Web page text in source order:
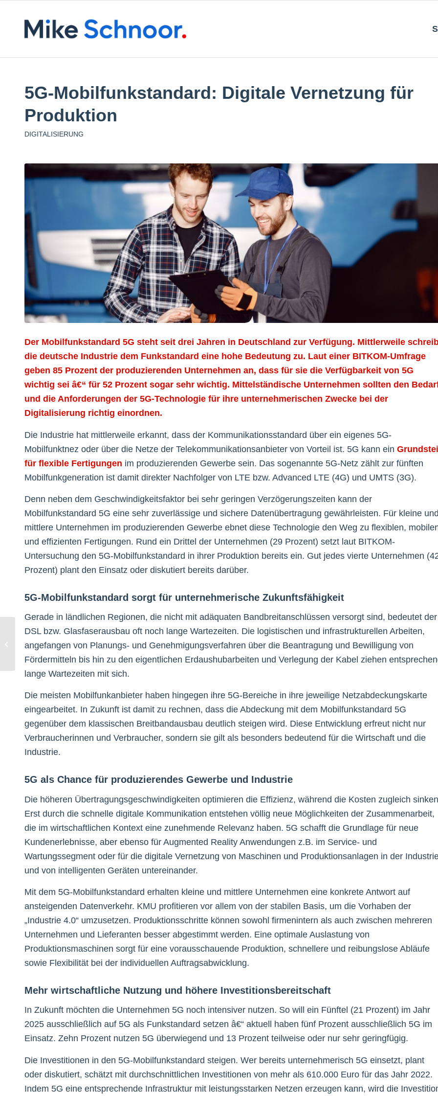
5G-Mobilfunkstandard: Digitale Vernetzung für
Produktion
DIGITALISIERUNG
Der Mobilfunkstandard 5G steht seit drei Jahren in Deutschland zur Verfügung. Mittlerweile
die deutsche Industrie dem Funkstandard eine hohe Bedeutung zu. Laut einer BITKOM-Umfrage
geben 85 Prozent der produzierenden Unternehmen an, dass für sie die Verfügbarkeit von 5G
wichtig sei â€“ für 52 Prozent sogar sehr wichtig. Mittelständische Unternehmen sollten den
und die Anforderungen der 5G-Technologie für ihre unternehmerischen Zwecke bei der
Digitalisierung richtig einordnen.
Die Industrie hat mittlerweile erkannt, dass der Kommunikationsstandard über ein eigenes 5G-
Mobilfunktnez oder über die Netze der Telekommunikationsanbieter von Vorteil ist. 5G kann ein
für flexible Fertigungen im produzierenden Gewerbe sein. Das sogenannte 5G-Netz zählt zur fünften
Mobilfunkgeneration ist damit direkter Nachfolger von LTE bzw. Advanced LTE (4G) und UMTS (3G).
Denn neben dem Geschwindigkeitsfaktor bei sehr geringen Verzögerungszeiten kann der
Mobilfunkstandard 5G eine sehr zuverlässige und sichere Datenübertragung gewährleisten. Für kleine und
mittlere Unternehmen im produzierenden Gewerbe ebnet diese Technologie den Weg zu flexiblen,
und effizienten Fertigungen. Rund ein Drittel der Unternehmen (29 Prozent) setzt laut BITKOM-
Untersuchung den 5G-Mobilfunkstandard in ihrer Produktion bereits ein. Gut jedes vierte Unternehmen
Prozent) plant den Einsatz oder diskutiert bereits darüber.
5G-Mobilfunkstandard sorgt für unternehmerische Zukunftsfähigkeit
Gerade in ländlichen Regionen, die nicht mit adäquaten Bandbreitanschlüssen versorgt sind, bedeutet der
DSL bzw. Glasfaserausbau oft noch lange Wartezeiten. Die logistischen und infrastrukturellen Arbeiten,
angefangen von Planungs- und Genehmigungsverfahren über die Beantragung und Bewilligung von
Fördermitteln bis hin zu den eigentlichen Erdaushubarbeiten und Verlegung der Kabel ziehen
lange Wartezeiten mit sich.
Die meisten Mobilfunkanbieter haben hingegen ihre 5G-Bereiche in ihre jeweilige Netzabdeckungskarte
eingearbeitet. In Zukunft ist damit zu rechnen, dass die Abdeckung mit dem Mobilfunkstandard 5G
gegenüber dem klassischen Breitbandausbau deutlich steigen wird. Diese Entwicklung erfreut nicht nur
Verbraucherinnen und Verbraucher, sondern sie gilt als besonders bedeutend für die Wirtschaft und die
Industrie.
5G als Chance für produzierendes Gewerbe und Industrie
Die höheren Übertragungsgeschwindigkeiten optimieren die Effizienz, während die Kosten zugleich
Erst durch die schnelle digitale Kommunikation entstehen völlig neue Möglichkeiten der Zusammenarbeit,
die im wirtschaftlichen Kontext eine zunehmende Relevanz haben. 5G schafft die Grundlage für neue
Kundenerlebnisse, aber ebenso für Augmented Reality Anwendungen z.B. im Service- und
Wartungssegment oder für die digitale Vernetzung von Maschinen und Produktionsanlagen in der
und von intelligenten Geräten untereinander.
Mit dem 5G-Mobilfunkstandard erhalten kleine und mittlere Unternehmen eine konkrete Antwort auf
ansteigenden Datenverkehr. KMU profitieren vor allem von der stabilen Basis, um die Vorhaben der
„Industrie 4.0“ umzusetzen. Produktionsschritte können sowohl firmenintern als auch zwischen mehreren
Unternehmen und Lieferanten besser abgestimmt werden. Eine optimale Auslastung von
Produktionsmaschinen sorgt für eine vorausschauende Produktion, schnellere und reibungslose Abläufe
sowie Flexibilität bei der individuellen Auftragsabwicklung.
Mehr wirtschaftliche Nutzung und höhere Investitionsbereitschaft
In Zukunft möchten die Unternehmen 5G noch intensiver nutzen. So will ein Fünftel (21 Prozent) im Jahr
2025 ausschließlich auf 5G als Funkstandard setzen â€“ aktuell haben fünf Prozent ausschließlich 5G im
Einsatz. Zehn Prozent nutzen 5G überwiegend und 13 Prozent teilweise oder nur sehr geringfügig.
Die Investitionen in den 5G-Mobilfunkstandard steigen. Wer bereits unternehmerisch 5G einsetzt, plant
oder diskutiert, schätzt mit durchschnittlichen Investitionen von mehr als 610.000 Euro für das Jahr 2022.
Indem 5G eine entsprechende Infrastruktur mit leistungsstarken Netzen erzeugen kann, wird die
Digitale
werden zum neuen
Standard